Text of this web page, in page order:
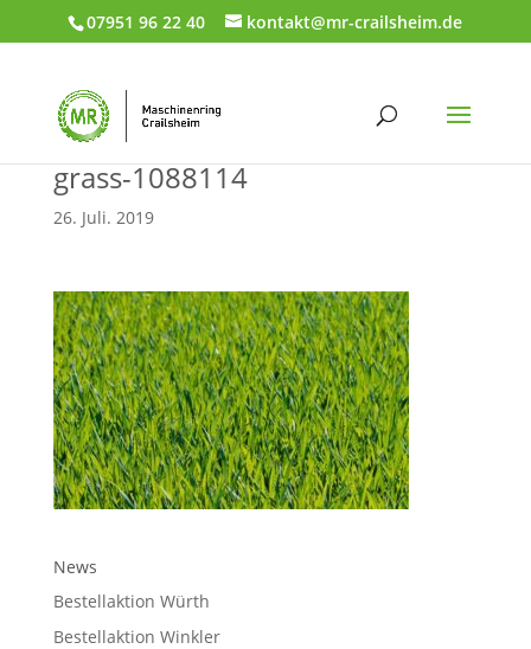
07951 96 22 40 kontakt@mr-crailsheim.de
grass-1088114
26. Juli. 2019
News
Bestellaktion Würth
Bestellaktion Winkler